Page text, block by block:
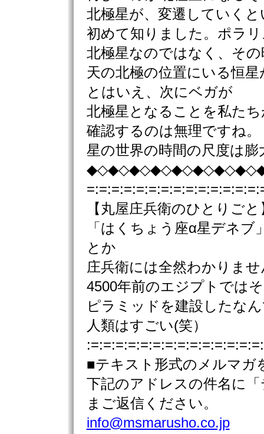
北極星が、変遷していく
初めて知りました。ポラ
北極星なのではなく、その
天の北極の位置にいる恒
とはいえ、次にベガが
北極星となることを私たち
確認するのは無理ですね。
星の世界の時間の尺度は膨
【丸屋庄兵衛のひとりごと
「はくちょう座α星デネ
とか
庄兵衛には全然わかりま
4500年前のエジプトでは
ピラミッドを建設したな
人類はすごい(笑）
■テキスト形式のメルマガ
下記のアドレスの件名に
まご返信ください。
info@msmarusho.co.jp